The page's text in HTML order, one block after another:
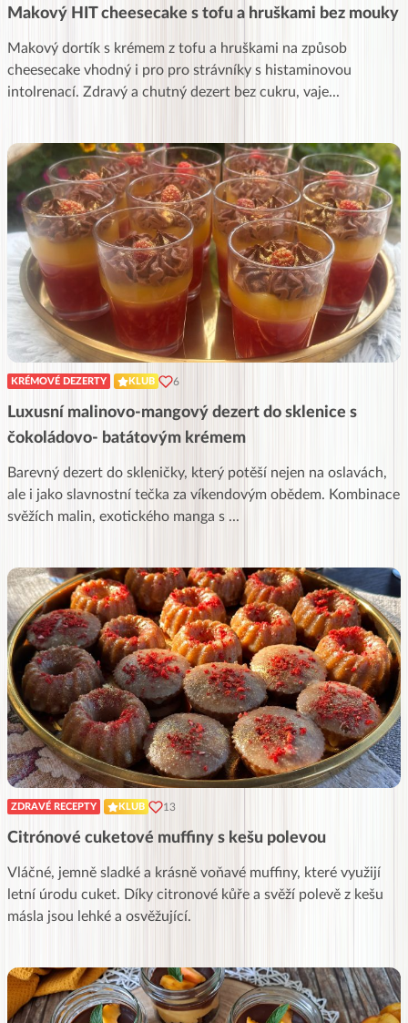
Makový HIT cheesecake s tofu a hruškami bez mouky
Makový dortík s krémem z tofu a hruškami na způsob
cheesecake vhodný i pro pro strávníky s histaminovou
intolrenací. Zdravý a chutný dezert bez cukru, vaje...
KRÉMOVÉ DEZERTY KLUB 6
Luxusní malinovo-mangový dezert do sklenice s
čokoládovo- batátovým krémem
Barevný dezert do skleničky, který potěší nejen na oslavách,
ale i jako slavnostní tečka za víkendovým obědem. Kombinace
svěžích malin, exotického manga s ...
ZDRAVÉ RECEPTY KLUB 13
Citrónové cuketové muffiny s kešu polevou
Vláčné, jemně sladké a krásně voňavé muffiny, které využijí
letní úrodu cuket. Díky citronové kůře a svěží polevě z kešu
másla jsou lehké a osvěžující.